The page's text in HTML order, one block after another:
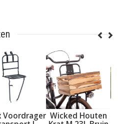
Voordrager Wicked Houten